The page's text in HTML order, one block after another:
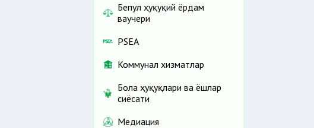
Бепул ҳуқуқий ёрдам
ваучери
PSEA
Коммунал хизматлар
Бола ҳуқуқлари ва ёшлар
сиёсати
Медиация